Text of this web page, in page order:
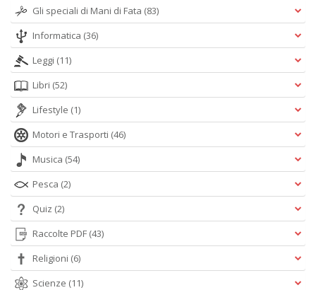
Gli speciali di Mani di Fata (83)
Informatica (36)
Leggi (11)
Libri (52)
Lifestyle (1)
Motori e Trasporti (46)
Musica (54)
Pesca (2)
Quiz (2)
Raccolte PDF (43)
Religioni (6)
Scienze (11)